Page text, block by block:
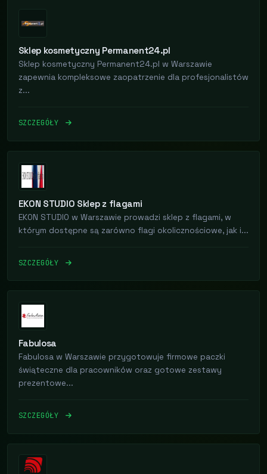
Sklep kosmetyczny Permanent24.pl
Sklep kosmetyczny Permanent24.pl w Warszawie
zapewnia kompleksowe zaopatrzenie dla profesjonalistów
z...
SZCZEGÓŁY
EKON STUDIO Sklep z flagami
EKON STUDIO w Warszawie prowadzi sklep z flagami, w
którym dostępne są zarówno flagi okolicznościowe, jak i...
SZCZEGÓŁY
Fabulosa
Fabulosa w Warszawie przygotowuje firmowe paczki
świąteczne dla pracowników oraz gotowe zestawy
prezentowe...
SZCZEGÓŁY